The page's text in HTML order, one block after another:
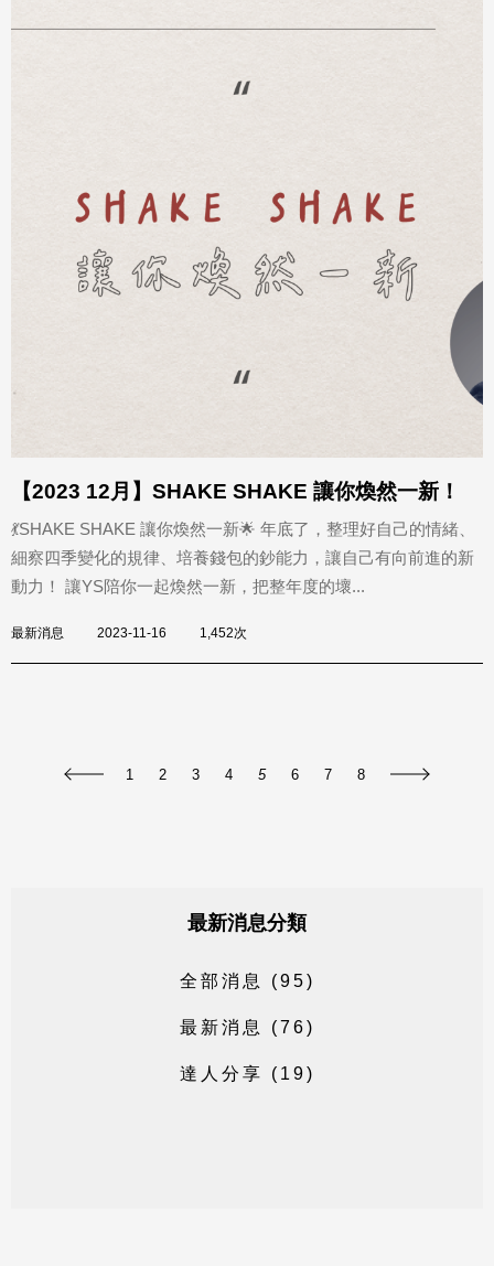
【2023 12月】SHAKE SHAKE 讓你煥然一新！
💃SHAKE SHAKE 讓你煥然一新🌟 年底了，整理好自己的情緒、
細察四季變化的規律、培養錢包的鈔能力，讓自己有向前進的新
動力！ 讓YS陪你一起煥然一新，把整年度的壞...
最新消息 2023-11-16 1,452次
1 2 3 4 5 6 7 8
最新消息分類
全 部 消 息 (95)
最 新消 息 (7 6)
達 人 分 享 ( 1 9)